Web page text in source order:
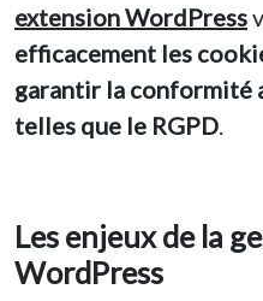
extension WordPress
efficacement les
garantir la conformité
telles que le RGPD
Les enjeux de la
WordPress